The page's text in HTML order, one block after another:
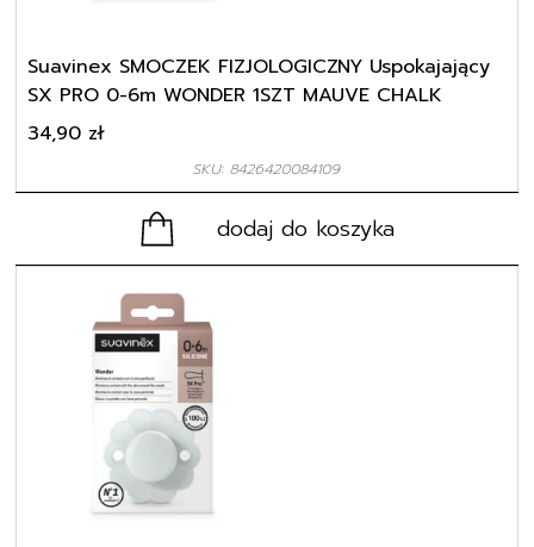
Suavinex SMOCZEK FIZJOLOGICZNY Uspokajający
SX PRO 0-6m WONDER 1SZT MAUVE CHALK
SKU: 8426420084109
34,90 zł
dodaj do koszyka